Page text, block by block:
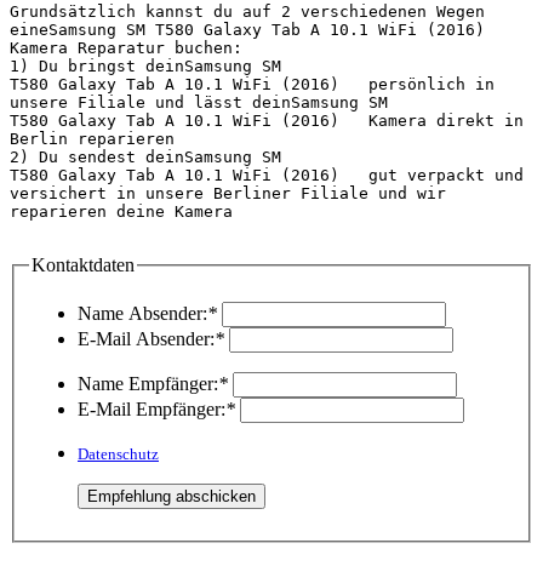
Grundsätzlich kannst du auf 2 verschiedenen Wegen
eineSamsung SM T580 Galaxy Tab A 10.1 WiFi (2016)
Kamera Reparatur buchen:
1) Du bringst deinSamsung SM
T580 Galaxy Tab A 10.1 WiFi (2016)   persönlich in
unsere Filiale und lässt deinSamsung SM
T580 Galaxy Tab A 10.1 WiFi (2016)   Kamera direkt in
Berlin reparieren
2) Du sendest deinSamsung SM
T580 Galaxy Tab A 10.1 WiFi (2016)   gut verpackt und
versichert in unsere Berliner Filiale und wir
reparieren deine Kamera
Kontaktdaten
Name Absender:*
E-Mail Absender:*
Name Empfänger:*
E-Mail Empfänger:*
Datenschutz